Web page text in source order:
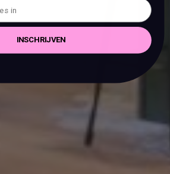
INSCHRIJVEN